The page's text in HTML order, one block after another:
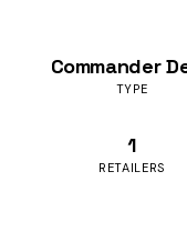
Commander
TYPE
1
RETAILERS